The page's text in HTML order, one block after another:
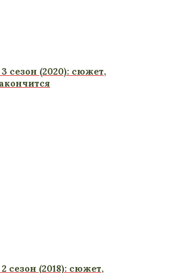
сезон (2020): сюжет,
сезон (2018): сюжет,